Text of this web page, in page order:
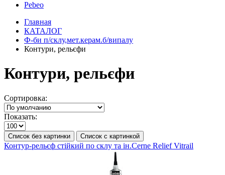
Pebeo
Главная
КАТАЛОГ
Ф-би п/склу,мет.керам.б/випалу
Контури, рельєфи
Контури, рельєфи
Сортировка:
Показать:
Список без картинки Список с картинкой
Контур-рельєф стійкий по склу та ін.Cerne Relief Vitrail